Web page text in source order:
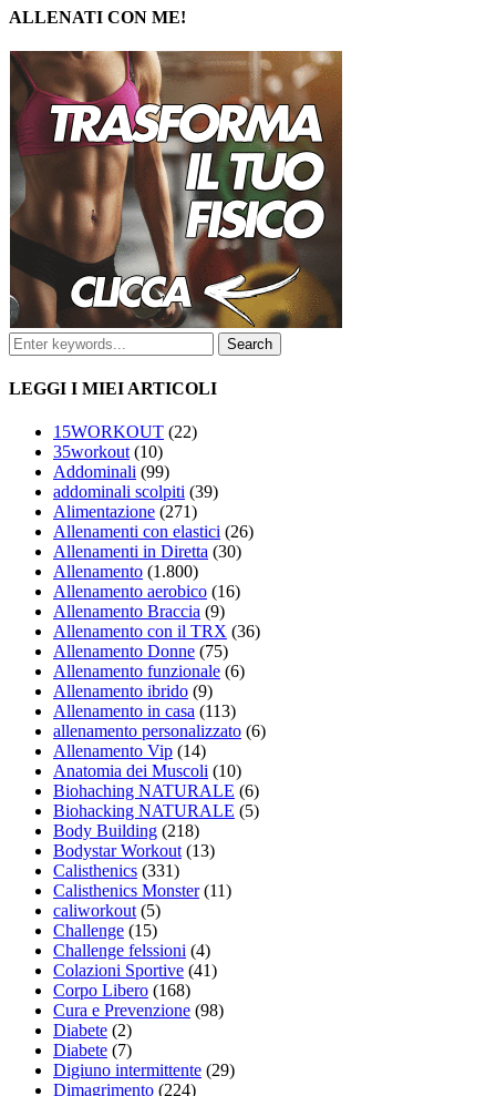
ALLENATI CON ME!
LEGGI I MIEI ARTICOLI
15WORKOUT (22)
35workout (10)
Addominali (99)
addominali scolpiti (39)
Alimentazione (271)
Allenamenti con elastici (26)
Allenamenti in Diretta (30)
Allenamento (1.800)
Allenamento aerobico (16)
Allenamento Braccia (9)
Allenamento con il TRX (36)
Allenamento Donne (75)
Allenamento funzionale (6)
Allenamento ibrido (9)
Allenamento in casa (113)
allenamento personalizzato (6)
Allenamento Vip (14)
Anatomia dei Muscoli (10)
Biohaching NATURALE (6)
Biohacking NATURALE (5)
Body Building (218)
Bodystar Workout (13)
Calisthenics (331)
Calisthenics Monster(11)
caliworkout (5)
Challenge (15)
Challenge felssioni (4)
Colazioni Sportive (41)
Corpo Libero (168)
Cura e Prevenzione (98)
Diabete (2)
Diabete (7)
Digiuno intermittente (29)
Dimagrimento (224)